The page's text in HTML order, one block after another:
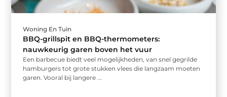
Woning En Tuin
BBQ-grillspit en BBQ-thermometers:
nauwkeurig garen boven het vuur
Een barbecue biedt veel mogelijkheden, van snel gegrilde
hamburgers tot grote stukken vlees die langzaam moeten
garen. Vooral bij langere ...